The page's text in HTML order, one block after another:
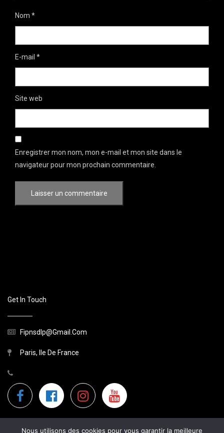
Nom *
E-mail *
Site web
Enregistrer mon nom, mon e-mail et mon site dans le
navigateur pour mon prochain commentaire.
Get In Touch
Fipnsdlp@gmail.com
Paris, Ile De France
Nous utilisons des cookies pour vous garantir la meilleure